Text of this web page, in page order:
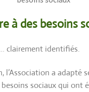
à des besoins
… clairement identifiés.
l’Association a adapté
sociaux qui ont